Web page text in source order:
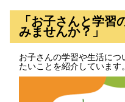
「お子さんと学
みませんか？」
お子さんの学習や生活に
たいことを紹介していま